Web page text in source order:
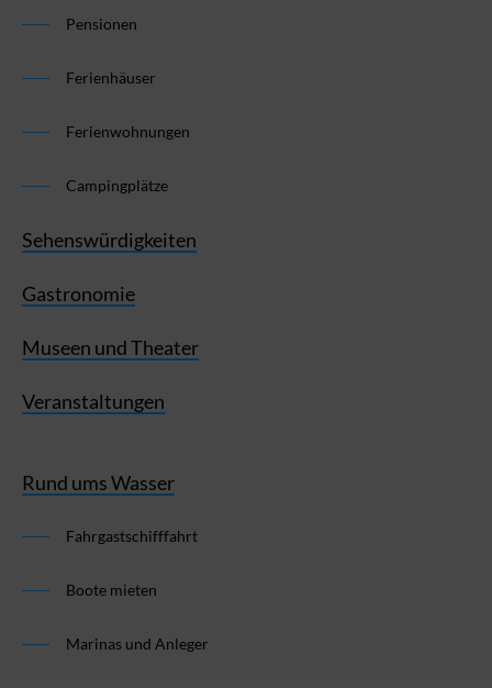
Pensionen
Ferienhäuser
Ferienwohnungen
Campingplätze
Sehenswürdigkeiten
Gastronomie
Museen und Theater
Veranstaltungen
Rund ums Wasser
Fahrgastschifffahrt
Boote mieten
Marinas und Anleger